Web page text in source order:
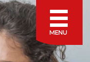
MENU